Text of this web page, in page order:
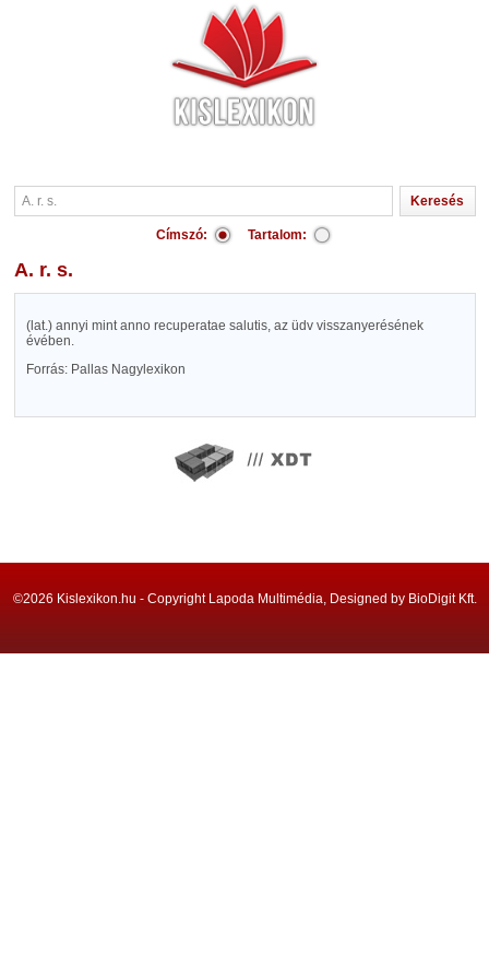
Címszó: Tartalom:
A. r. s.
(lat.) annyi mint anno recuperatae salutis, az üdv visszanyerésének
évében.
Forrás: Pallas Nagylexikon
©2026 Kislexikon.hu - Copyright Lapoda Multimédia, Designed by BioDigit Kft.